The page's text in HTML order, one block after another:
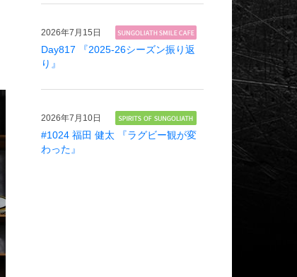
2026年7月15日
Day817 『2025-26シーズン振り返
り』
2026年7月10日
#1024 福田 健太 『ラグビー観が変
わった』